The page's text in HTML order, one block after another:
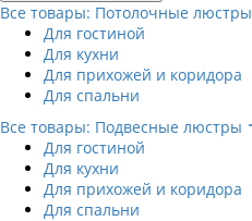
Все товары: Потолочные люстры
Для гостиной
Для кухни
Для прихожей и коридора
Для спальни
Все товары: Подвесные люстры
Для гостиной
Для кухни
Для прихожей и коридора
Для спальни